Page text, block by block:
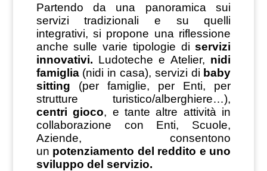
Partendo da una panoramica sui
servizi tradizionali e su quelli
integrativi, si propone una riflessione
anche sulle varie tipologie diservizi
innovativi. Ludoteche e Atelier, nidi
famiglia(nidi in casa), servizi di baby
sitting (per famiglie, per Enti, per
strutture turistico/alberghiere…),
centri gioco, e tante altre attività in
collaborazione con Enti, Scuole,
Aziende, consentono
un potenziamento del reddito e uno
sviluppo del servizio.